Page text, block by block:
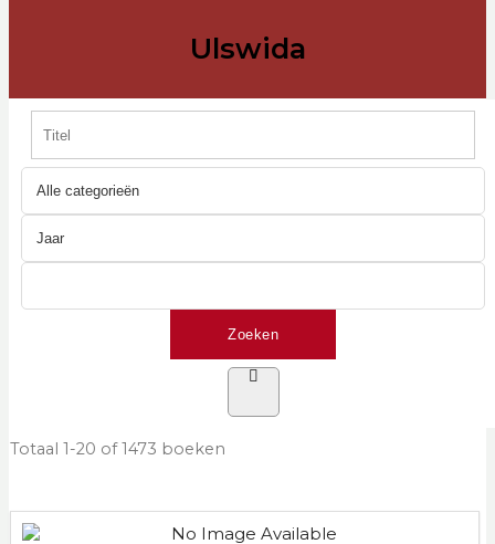
Ulswida
Totaal 1-20 of 1473 boeken